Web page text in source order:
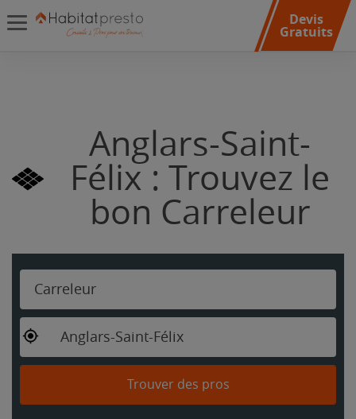
Devis
Gratuits
Anglars-Saint-
Félix : Trouvez le
bon Carreleur
Carreleur
Anglars-Saint-Félix
Trouver des pros